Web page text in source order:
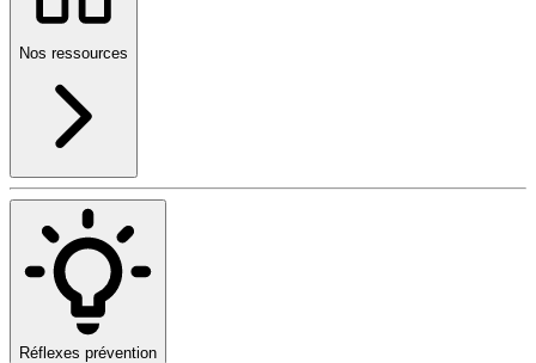
Nos ressources
Réflexes prévention